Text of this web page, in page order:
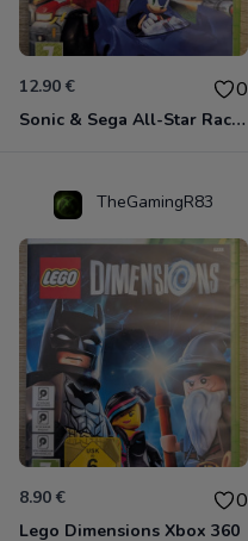
12.90 € 0
Sonic & Sega All-Star Racing avec Banjo-Kazooie Xbox 360
TheGamingR83
8.90 € 0
Lego Dimensions Xbox 360